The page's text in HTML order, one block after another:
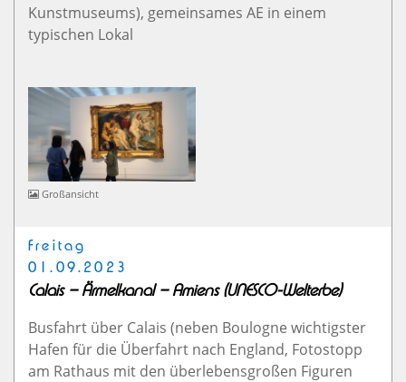
Kunstmuseums), gemeinsames AE in einem
typischen Lokal
Großansicht
Freitag
01.09.2023
Calais – Ärmelkanal – Amiens (UNESCO-Welterbe)
Busfahrt über Calais (neben Boulogne wichtigster
Hafen für die Überfahrt nach England, Fotostopp
am Rathaus mit den überlebensgroßen Figuren